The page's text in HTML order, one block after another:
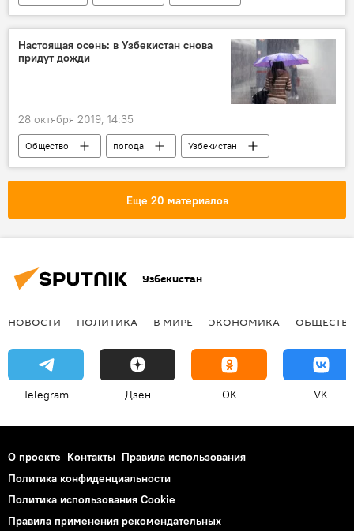
Россия
мигрант
Мигранты
Настоящая осень: в Узбекистан снова
придут дожди
28 октября 2019, 14:35
Общество погода
Узбекистан
Узбекистан
дождь
Дождь
Еще 20 материалов
Узбекистан
НОВОСТИ ПОЛИТИКА В МИРЕ ЭКОНОМИКА
Telegram Дзен OK VK
О проекте Контакты Правила использования
Политика конфиденциальности
Политика использования Cookie
Правила применения рекомендательных